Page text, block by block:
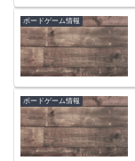
ボードゲーム情報
ボードゲーム情報